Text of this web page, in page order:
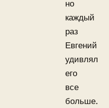
но
каждый
раз
Евгений
удивлял
его
все
больше.